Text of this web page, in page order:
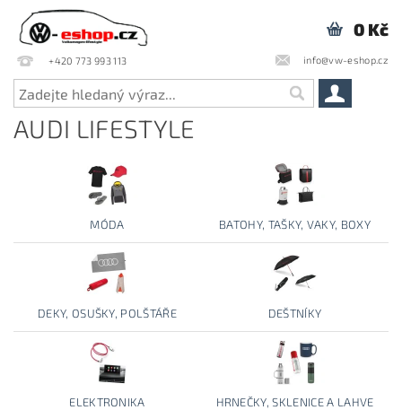
+420 773 993 113 info@vw-eshop.cz
0 Kč
AUDI LIFESTYLE
MÓDA BATOHY, TAŠKY, VAKY, BOXY
DEKY, OSUŠKY, POLŠTÁŘE DEŠTNÍKY
ELEKTRONIKA HRNEČKY, SKLENICE A LAHVE